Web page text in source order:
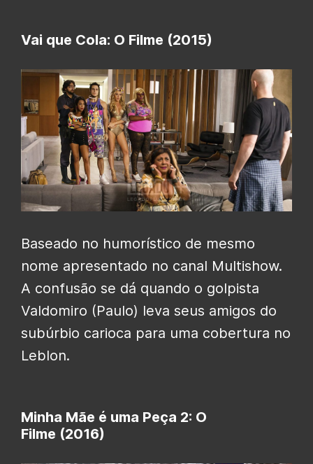
Vai que Cola: O Filme (2015)
Baseado no humorístico de mesmo
nome apresentado no canal Multishow.
A confusão se dá quando o golpista
Valdomiro (Paulo) leva seus amigos do
subúrbio carioca para uma cobertura no
Leblon.
Minha Mãe é uma Peça 2: O
Filme (2016)